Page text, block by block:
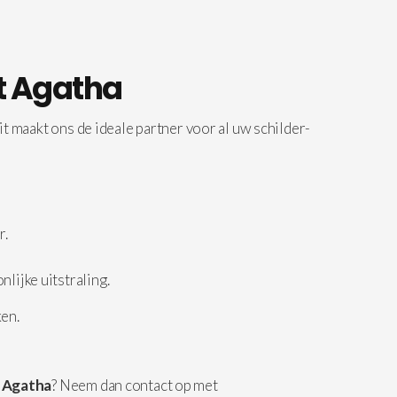
Agatha
maakt ons de ideale partner voor al uw schilder-
uitstraling.
? Neem dan contact op met